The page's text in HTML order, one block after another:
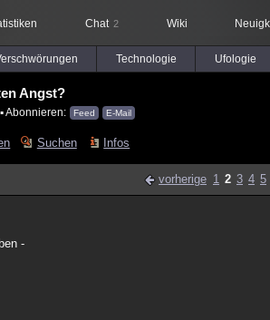
Chat 2 Wiki
Technologie Ufologie
Angst?
▪ Abonnieren: Feed E-Mail
Suchen Infos
vorherige 1 2 3 4 5
-